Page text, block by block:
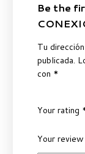
Be the
Tu
publicada.
con *
Your rating
Your review